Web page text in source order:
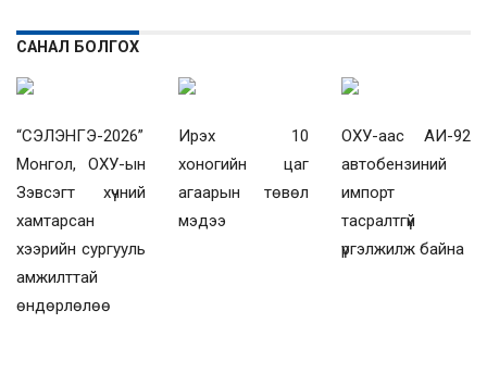
САНАЛ БОЛГОХ
“СЭЛЭНГЭ-2026”
Монгол, ОХУ-ын
Зэвсэгт хүчний
хамтарсан
хээрийн сургууль
амжилттай
өндөрлөлөө
Ирэх 10
хоногийн цаг
агаарын төвөл
мэдээ
ОХУ-аас АИ-92
автобензиний
импорт
тасралтгүй
үргэлжилж байна